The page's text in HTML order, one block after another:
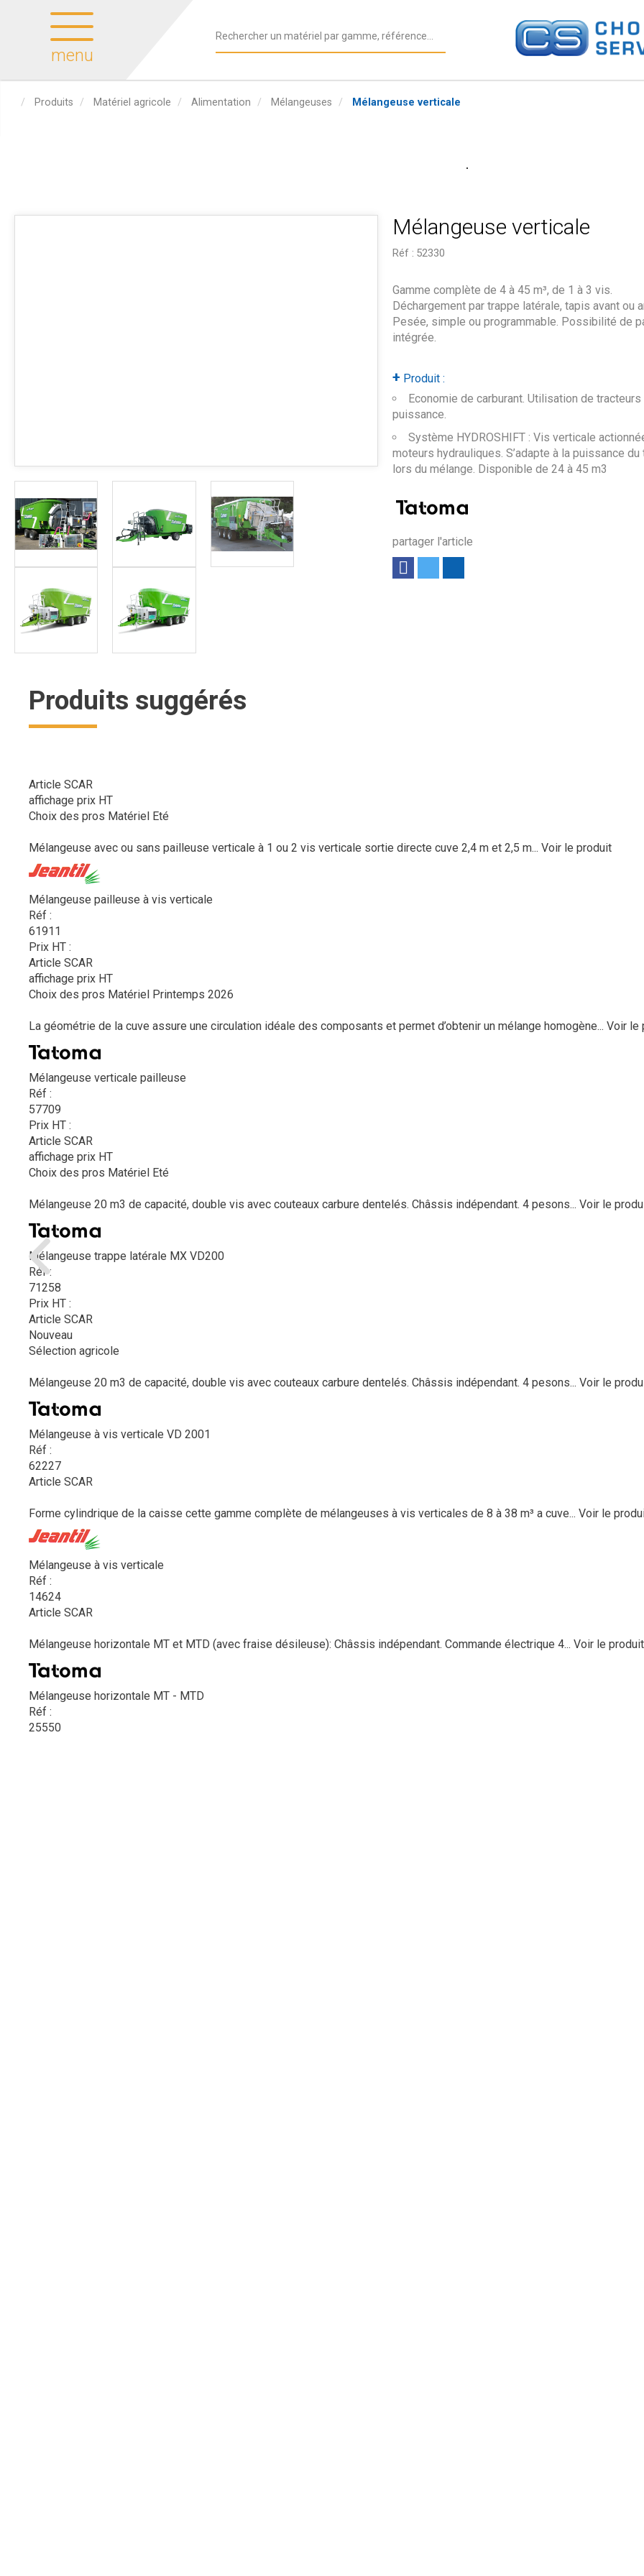
menu
Produits Matériel agricole Alimentation Mélangeuses Mélangeuse verticale
Mélangeuse verticale
Réf : 52330
+ Produit :
Economie de carburant. Utilisation de
puissance.
Système HYDROSHIFT : Vis verticale
moteurs hydrauliques. S’adapte à la puissance du
lors du mélange. Disponible de 24 à 45 m3
partager l'article
Gamme complète de 4 à 45 m³, de 1 à 3 vis.
Déchargement par trappe latérale, tapis avant ou
Pesée, simple ou programmable. Possibilité de
intégrée.
Produits suggérés
Article SCAR
affichage prix HT
Choix des pros Matériel Eté
Mélangeuse avec ou sans pailleuse verticale à 1 ou 2 vis verticale sortie directe cuve 2,4 m et 2,5 m... Voir le produit
Mélangeuse pailleuse à vis verticale
Réf :
61911
Prix HT :
Article SCAR
affichage prix HT
Choix des pros Matériel Printemps 2026
La géométrie de la cuve assure une circulation idéale des composants et permet d’obtenir un mélange homogène... Voir le
Mélangeuse verticale pailleuse
Réf :
57709
Prix HT :
Article SCAR
affichage prix HT
Choix des pros Matériel Eté
Mélangeuse 20 m3 de capacité, double vis avec couteaux carbure dentelés. Châssis indépendant. 4 pesons... Voir le
Mélangeuse trappe latérale MX VD200
Réf :
71258
Prix HT :
Article SCAR
Nouveau
Sélection agricole
Mélangeuse 20 m3 de capacité, double vis avec couteaux carbure dentelés. Châssis indépendant. 4 pesons... Voir le
Mélangeuse à vis verticale VD 2001
Réf :
62227
Article SCAR
Forme cylindrique de la caisse cette gamme complète de mélangeuses à vis verticales de 8 à 38 m³ a cuve... Voir le
Mélangeuse à vis verticale
Réf :
14624
Article SCAR
Mélangeuse horizontale MT et MTD (avec fraise désileuse): Châssis indépendant. Commande électrique 4... Voir le produit
Mélangeuse horizontale MT - MTD
Réf :
25550